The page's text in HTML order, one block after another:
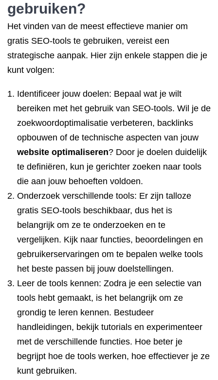
gebruiken?
Het vinden van de meest effectieve manier om
gratis SEO-tools te gebruiken, vereist een
strategische aanpak. Hier zijn enkele stappen die je
kunt volgen:
Identificeer jouw doelen: Bepaal wat je wilt
bereiken met het gebruik van SEO-tools. Wil je de
zoekwoordoptimalisatie verbeteren, backlinks
opbouwen of de technische aspecten van jouw
website optimaliseren? Door je doelen duidelijk
te definiëren, kun je gerichter zoeken naar tools
die aan jouw behoeften voldoen.
Onderzoek verschillende tools: Er zijn talloze
gratis SEO-tools beschikbaar, dus het is
belangrijk om ze te onderzoeken en te
vergelijken. Kijk naar functies, beoordelingen en
gebruikerservaringen om te bepalen welke tools
het beste passen bij jouw doelstellingen.
Leer de tools kennen: Zodra je een selectie van
tools hebt gemaakt, is het belangrijk om ze
grondig te leren kennen. Bestudeer
handleidingen, bekijk tutorials en experimenteer
met de verschillende functies. Hoe beter je
begrijpt hoe de tools werken, hoe effectiever je ze
kunt gebruiken.